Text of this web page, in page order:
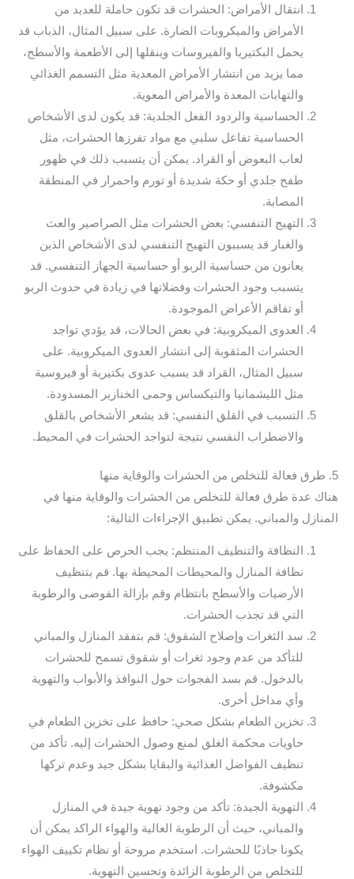
انتقال الأمراض: الحشرات قد تكون حاملة للعديد من
الأمراض والميكروبات الضارة. على سبيل المثال، الذباب قد
يحمل البكتيريا والفيروسات وينقلها إلى الأطعمة والأسطح،
مما يزيد من انتشار الأمراض المعدية مثل التسمم الغذائي
والتهابات المعدة والأمراض المعوية.
الحساسية والردود الفعل الجلدية: قد يكون لدى الأشخاص
الحساسية تفاعل سلبي مع مواد تفرزها الحشرات، مثل
لعاب البعوض أو القراد. يمكن أن يتسبب ذلك في ظهور
طفح جلدي أو حكة شديدة أو تورم واحمرار في المنطقة
المصابة.
التهيج التنفسي: بعض الحشرات مثل الصراصير والعث
والغبار قد يسببون التهيج التنفسي لدى الأشخاص الذين
يعانون من حساسية الربو أو حساسية الجهاز التنفسي. قد
يتسبب وجود الحشرات وفضلاتها في زيادة في حدوث الربو
أو تفاقم الأعراض الموجودة.
العدوى الميكروبية: في بعض الحالات، قد يؤدي تواجد
الحشرات المثقوبة إلى انتشار العدوى الميكروبية. على
سبيل المثال، القراد قد يسبب عدوى بكتيرية أو فيروسية
مثل الليشمانيا والتيكساس وحمى الخنازير المسدودة.
التسبب في القلق النفسي: قد يشعر الأشخاص بالقلق
والاضطراب النفسي نتيجة لتواجد الحشرات في المحيط.
5. طرق فعالة للتخلص من الحشرات والوقاية منها
هناك عدة طرق فعالة للتخلص من الحشرات والوقاية منها في
المنازل والمباني. يمكن تطبيق الإجراءات التالية:
النظافة والتنظيف المنتظم: يجب الحرص على الحفاظ على
نظافة المنازل والمحيطات المحيطة بها. قم بتنظيف
الأرضيات والأسطح بانتظام وقم بإزالة الفوضى والرطوبة
التي قد تجذب الحشرات.
سد الثغرات وإصلاح الشقوق: قم بتفقد المنازل والمباني
للتأكد من عدم وجود ثغرات أو شقوق تسمح للحشرات
بالدخول. قم بسد الفجوات حول النوافذ والأبواب والتهوية
وأي مداخل أخرى.
تخزين الطعام بشكل صحي: حافظ على تخزين الطعام في
حاويات محكمة الغلق لمنع وصول الحشرات إليه. تأكد من
تنظيف الفواضل الغذائية والبقايا بشكل جيد وعدم تركها
مكشوفة.
التهوية الجيدة: تأكد من وجود تهوية جيدة في المنازل
والمباني، حيث أن الرطوبة العالية والهواء الراكد يمكن أن
يكونا جاذبًا للحشرات. استخدم مروحة أو نظام تكييف الهواء
للتخلص من الرطوبة الزائدة وتحسين التهوية.